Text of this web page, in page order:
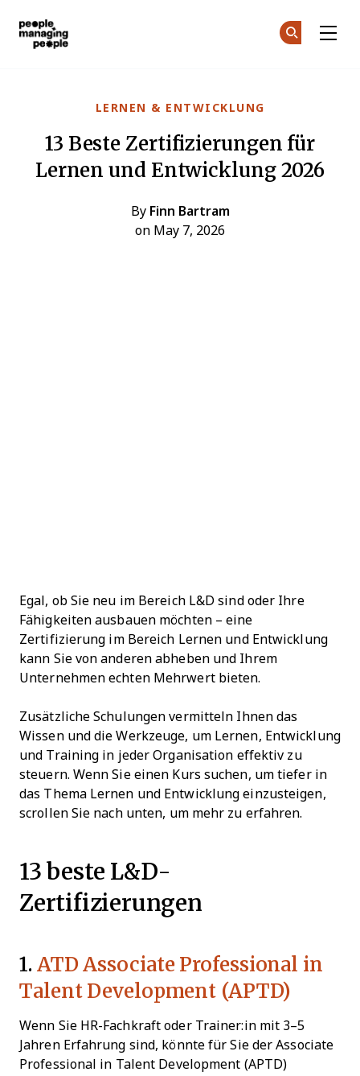
LERNEN & ENTWICKLUNG
13 Beste Zertifizierungen für
Lernen und Entwicklung 2026
By Finn Bartram
on May 7, 2026
Egal, ob Sie neu im Bereich L&D sind oder Ihre
Fähigkeiten ausbauen möchten – eine
Zertifizierung im Bereich Lernen und Entwicklung
kann Sie von anderen abheben und Ihrem
Unternehmen echten Mehrwert bieten.
Zusätzliche Schulungen vermitteln Ihnen das
Wissen und die Werkzeuge, um Lernen, Entwicklung
und Training in jeder Organisation effektiv zu
steuern. Wenn Sie einen Kurs suchen, um tiefer in
das Thema Lernen und Entwicklung einzusteigen,
scrollen Sie nach unten, um mehr zu erfahren.
13 beste L&D-
Zertifizierungen
1. ATD Associate Professional in
Talent Development (APTD)
Wenn Sie HR-Fachkraft oder Trainer:in mit 3–5
Jahren Erfahrung sind, könnte für Sie der Associate
Professional in Talent Development (APTD)